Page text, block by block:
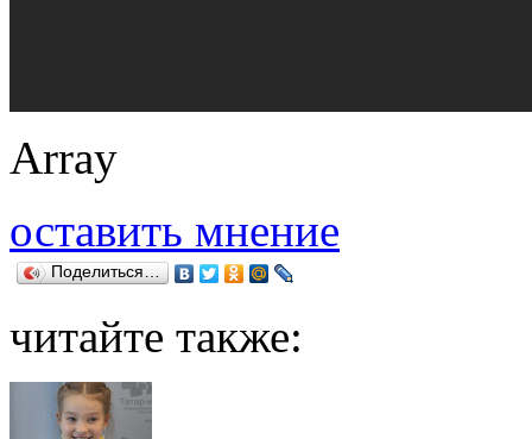
Array
оставить мнение
Поделиться…
читайте также: